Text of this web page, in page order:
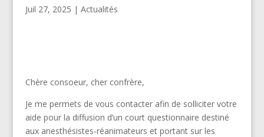
Juil 27, 2025 | Actualités
Chère consoeur, cher confrère,
Je me permets de vous contacter afin de solliciter votre
aide pour la diffusion d’un court questionnaire destiné
aux anesthésistes-réanimateurs et portant sur les